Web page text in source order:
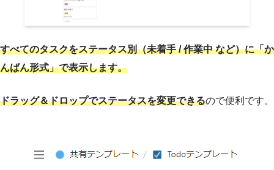
すべてのタスクをステータス別（未着手 / 作業中 など）に「か
んばん形式」で表示します。
ドラッグ＆ドロップでステータスを変更できるので便利です。